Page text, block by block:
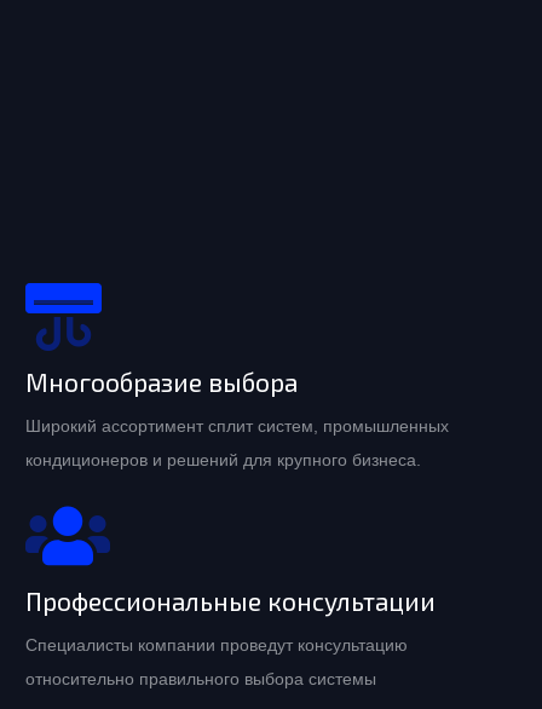
Многообразие выбора
Широкий ассортимент сплит систем, промышленных
кондиционеров и решений для крупного бизнеса.
Профессиональные консультации
Специалисты компании проведут консультацию
относительно правильного выбора системы